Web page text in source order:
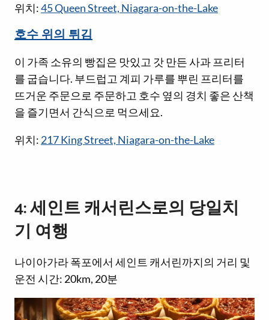
위치:45 Queen Street, Niagara-on-the-Lake
호수 위의 튀김
이 가족 소유의 빵집은 맛있고 갓 만든 사과 프리터
를 굽습니다. 부드럽고 계피 가루를 뿌린 프리터를
뜨거운 주문으로 주문하고 호수 옆의 경치 좋은 산책
을 즐기면서 간식으로 먹으세요.
위치: 217 King Street, Niagara-on-the-Lake
4: 세인트 캐서린스로의 당일치
기 여행
나이아가라 폭포에서 세인트 캐서린까지의 거리 및
운전 시간: 20km, 20분